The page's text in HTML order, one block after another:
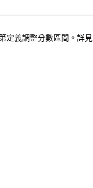
定義調整分數區間。詳見